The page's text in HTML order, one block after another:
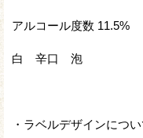
アルコール度数 11.5%
白 辛口 泡
・ラベルデザインにつ